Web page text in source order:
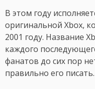
В этом году
оригинальной Xbox,
2001 году. Название
каждого
фанатов до сих пор
правильно его писать.